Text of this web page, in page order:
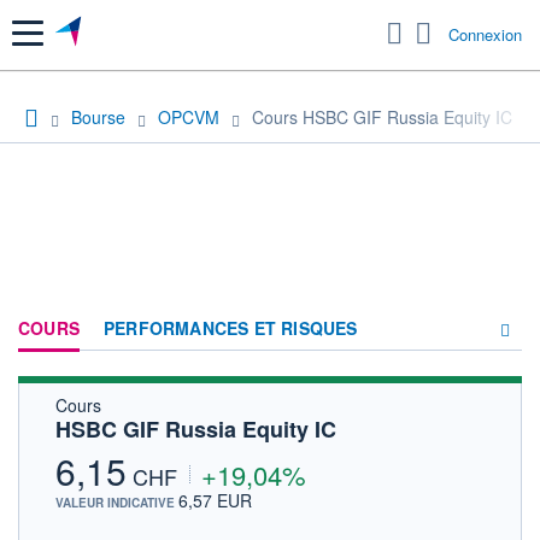
Menu Connexion
Bourse OPCVM Cours HSBC GIF Russia Equity IC
COURS PERFORMANCES ET RISQUES
Cours
HSBC GIF Russia Equity IC
6,15 CHF +19,04%
VALEUR INDICATIVE 6,57 EUR